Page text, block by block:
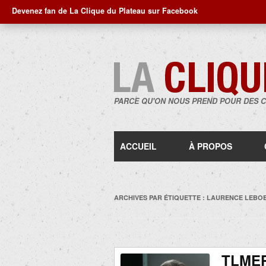
Devenez fan de La Clique du Plateau sur Facebook
PARCE QU'ON NOUS PREND POUR DES
ACCUEIL À PROPOS
ARCHIVES PAR ÉTIQUETTE : LAURENCE